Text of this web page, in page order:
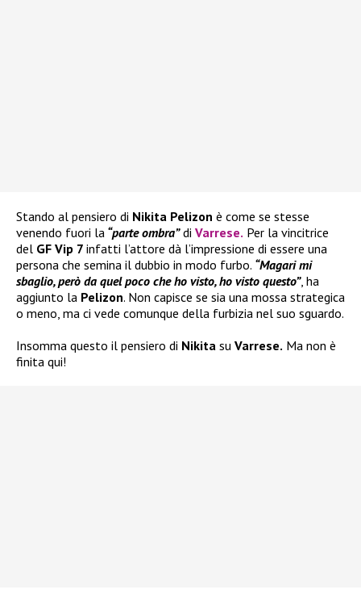
Stando al pensiero di Nikita Pelizon è come se stesse
venendo fuori la “parte ombra”di Varrese. Per la vincitrice
del GF Vip 7 infatti l’attore dà l’impressione di essere una
persona che semina il dubbio in modo furbo. “Magari mi
sbaglio, però da quel poco che ho visto, ho visto questo”, ha
aggiunto la Pelizon. Non capisce se sia una mossa strategica
o meno, ma ci vede comunque della furbizia nel suo sguardo.
Insomma questo il pensiero di Nikita su Varrese. Ma non è
finita qui!